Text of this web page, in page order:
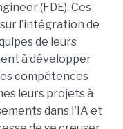
(FDE). Ces
l’intégration de
de leurs
à développer
compétences
leurs projets à
dans l'IA et